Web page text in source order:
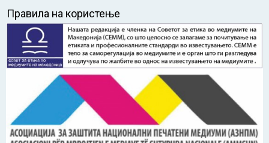
Правила на користење